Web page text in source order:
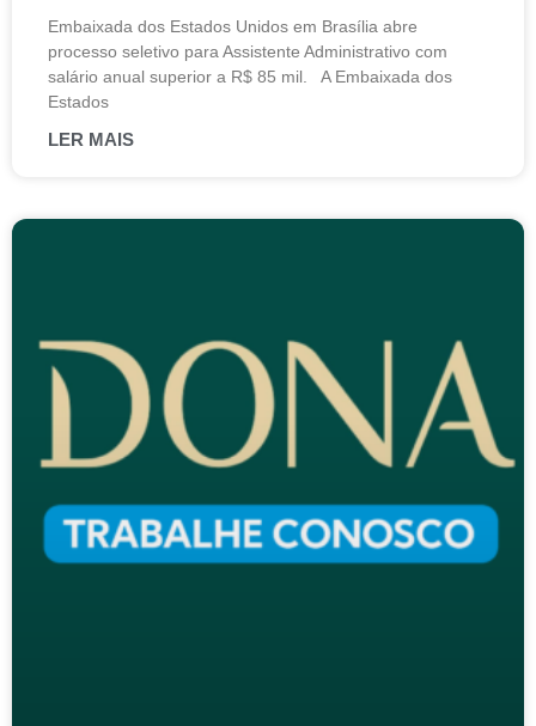
Embaixada dos Estados Unidos em Brasília abre
processo seletivo para Assistente Administrativo com
salário anual superior a R$ 85 mil. A Embaixada dos
Estados
LER MAIS